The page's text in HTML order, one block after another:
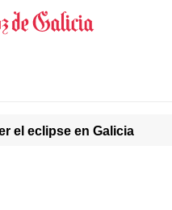
el eclipse en Galicia